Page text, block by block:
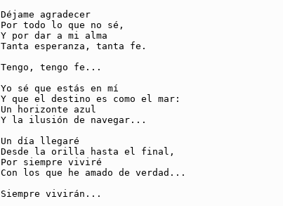
Déjame agradecer
Por todo lo que no sé,
Y por dar a mi alma
Tanta esperanza, tanta fe.
Tengo, tengo fe...
Yo sé que estás en mí
Y que el destino es como el mar:
Un horizonte azul
Y la ilusión de navegar...
Un día llegaré
Desde la orilla hasta el final,
Por siempre viviré
Con los que he amado de verdad...
Siempre vivirán...